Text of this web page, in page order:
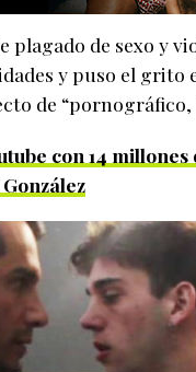
plagado de sexo y
y puso el grito
de
con 14